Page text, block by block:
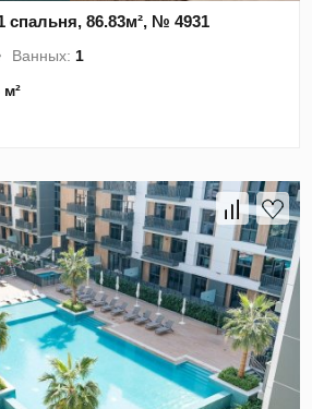
спальня, 86.83м², № 4931
Ванных: 1
м²